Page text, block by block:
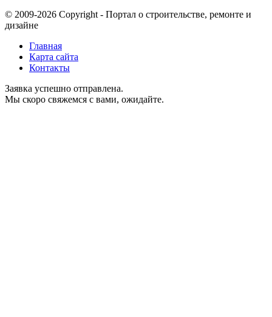
© 2009-2026 Copyright - Портал о строительстве, ремонте и
дизайне
Главная
Карта сайта
Контакты
Заявка успешно отправлена.
Мы скоро свяжемся с вами, ожидайте.